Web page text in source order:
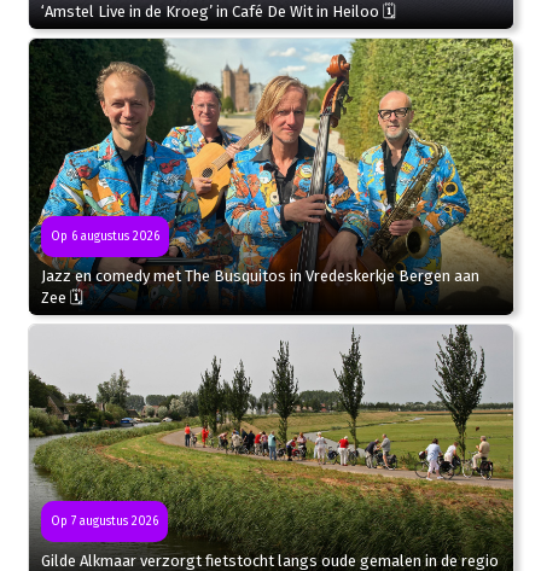
‘Amstel Live in de Kroeg’ in Café De Wit in Heiloo 🗓
Op 6 augustus 2026
Jazz en comedy met The Busquitos in Vredeskerkje Bergen aan
Zee 🗓
Op 7 augustus 2026
Gilde Alkmaar verzorgt fietstocht langs oude gemalen in de regio